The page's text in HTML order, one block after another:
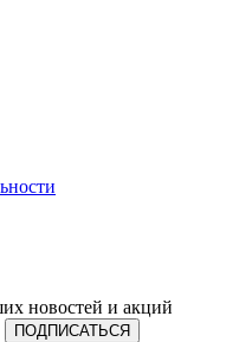
новостей и акций
ПОДПИСАТЬСЯ